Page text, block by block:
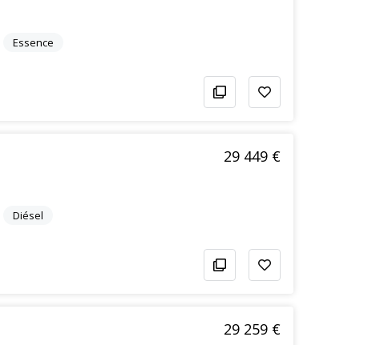
Essence
29 449 €
Diésel
29 259 €